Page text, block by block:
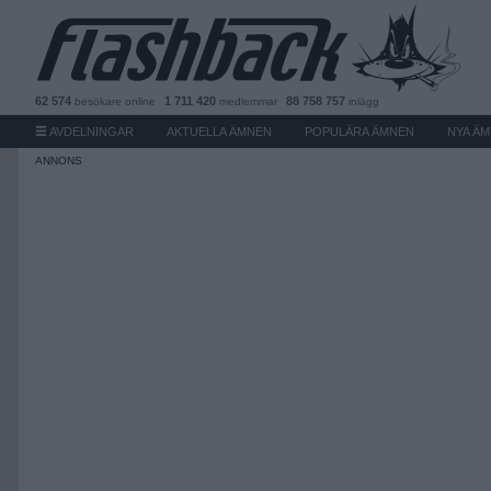
62 574 besökare online 1 711 420 medlemmar 88 758 757 inlägg
AVDELNINGAR AKTUELLA ÄMNEN POPULÄRA ÄMNEN NYA